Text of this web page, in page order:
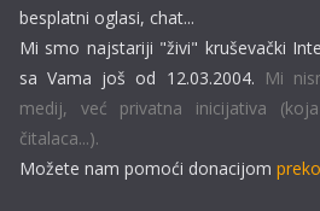
besplatni oglasi, chat...
Mi smo najstariji "živi" kruševački
sa Vama još od 12.03.2004. Mi
medij, već privatna inicijativa
čitalaca...).
Možete nam pomoći donacijom